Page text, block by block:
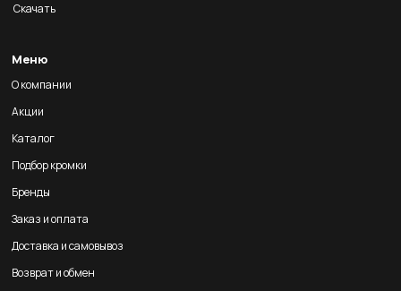
Скачать
Меню
О компании
Акции
Каталог
Подбор кромки
Бренды
Заказ и оплата
Доставка и самовывоз
Возврат и обмен